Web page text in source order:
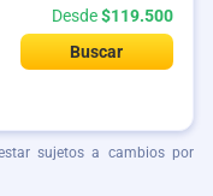
Desde$119.500
Buscar
sujetos a cambios por